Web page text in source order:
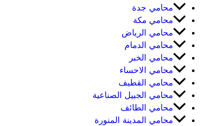
محامي جدة
محامي مكة
محامي الرياض
محامي الدمام
محامي الخبر
محامي الاحساء
محامي القطيف
محامي الجبيل الصناعية
محامي الطائف
محامي المدينة المنورة